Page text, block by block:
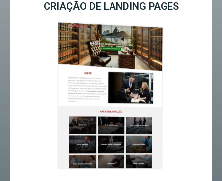
CRIAÇÃO DE LANDING PAGES